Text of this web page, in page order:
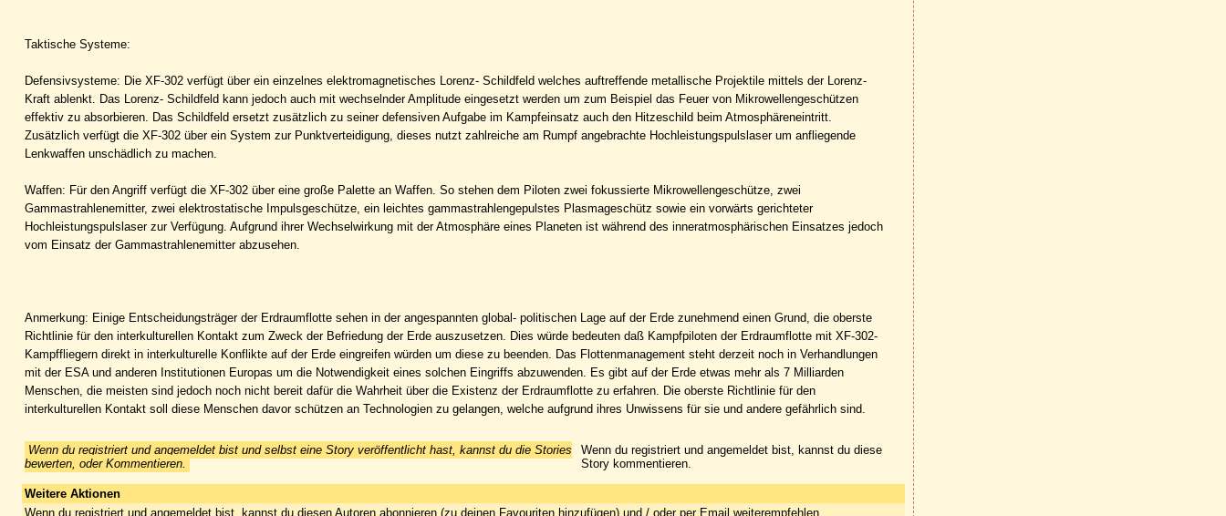
Taktische Systeme:
Defensivsysteme: Die XF-302 verfügt über ein einzelnes elektromagnetisches Lorenz- Schildfeld welches auftreffende metallische Projektile mittels der Lorenz-
Kraft ablenkt. Das Lorenz- Schildfeld kann jedoch auch mit wechselnder Amplitude eingesetzt werden um zum Beispiel das Feuer von Mikrowellengeschützen
effektiv zu absorbieren. Das Schildfeld ersetzt zusätzlich zu seiner defensiven Aufgabe im Kampfeinsatz auch den Hitzeschild beim Atmosphäreneintritt.
Zusätzlich verfügt die XF-302 über ein System zur Punktverteidigung, dieses nutzt zahlreiche am Rumpf angebrachte Hochleistungspulslaser um anfliegende
Lenkwaffen unschädlich zu machen.
Waffen: Für den Angriff verfügt die XF-302 über eine große Palette an Waffen. So stehen dem Piloten zwei fokussierte Mikrowellengeschütze, zwei
Gammastrahlenemitter, zwei elektrostatische Impulsgeschütze, ein leichtes gammastrahlengepulstes Plasmageschütz sowie ein vorwärts gerichteter
Hochleistungspulslaser zur Verfügung. Aufgrund ihrer Wechselwirkung mit der Atmosphäre eines Planeten ist während des inneratmosphärischen Einsatzes jedoch
vom Einsatz der Gammastrahlenemitter abzusehen.
Anmerkung: Einige Entscheidungsträger der Erdraumflotte sehen in der angespannten global- politischen Lage auf der Erde zunehmend einen Grund, die oberste
Richtlinie für den interkulturellen Kontakt zum Zweck der Befriedung der Erde auszusetzen. Dies würde bedeuten daß Kampfpiloten der Erdraumflotte mit XF-302-
Kampffliegern direkt in interkulturelle Konflikte auf der Erde eingreifen würden um diese zu beenden. Das Flottenmanagement steht derzeit noch in Verhandlungen
mit der ESA und anderen Institutionen Europas um die Notwendigkeit eines solchen Eingriffs abzuwenden. Es gibt auf der Erde etwas mehr als 7 Milliarden
Menschen, die meisten sind jedoch noch nicht bereit dafür die Wahrheit über die Existenz der Erdraumflotte zu erfahren. Die oberste Richtlinie für den
interkulturellen Kontakt soll diese Menschen davor schützen an Technologien zu gelangen, welche aufgrund ihres Unwissens für sie und andere gefährlich sind.
Wenn du registriert und angemeldet bist und selbst eine Story veröffentlicht hast, kannst du die Stories
bewerten, oder Kommentieren.
Wenn du registriert und angemeldet bist, kannst du diese
Story kommentieren.
Weitere Aktionen
Wenn du registriert und angemeldet bist, kannst du diesen Autoren abonnieren (zu deinen Favouriten hinzufügen) und / oder per Email weiterempfehlen.